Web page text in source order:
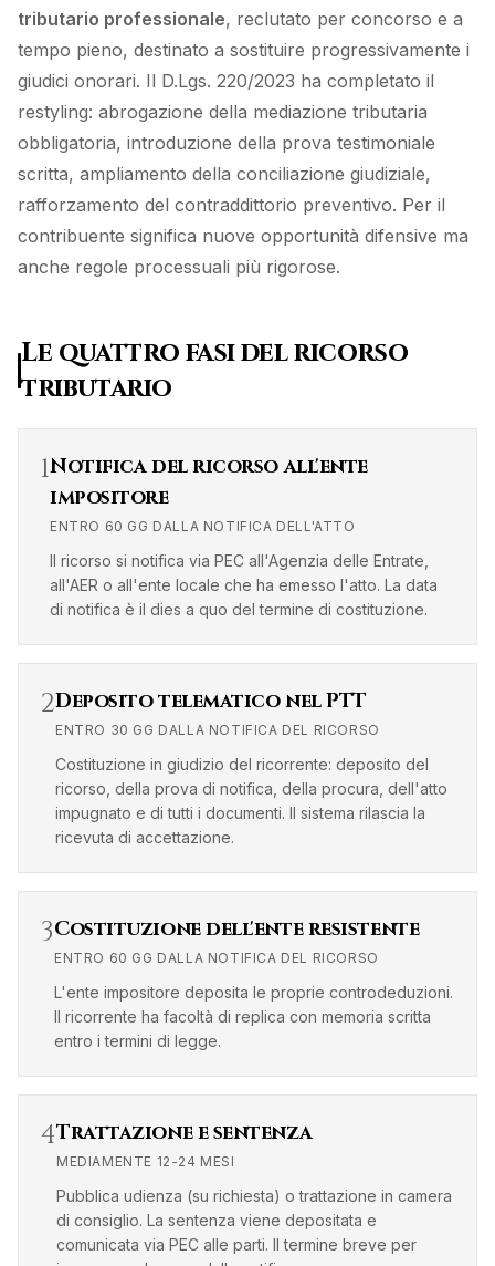
tributario professionale, reclutato per concorso e a
tempo pieno, destinato a sostituire progressivamente i
giudici onorari. Il D.Lgs. 220/2023 ha completato il
restyling: abrogazione della mediazione tributaria
obbligatoria, introduzione della prova testimoniale
scritta, ampliamento della conciliazione giudiziale,
rafforzamento del contraddittorio preventivo. Per il
contribuente significa nuove opportunità difensive ma
anche regole processuali più rigorose.
Le quattro fasi del ricorso
tributario
1Notifica del ricorso all'ente
impositore
ENTRO 60 GG DALLA NOTIFICA DELL'ATTO
Il ricorso si notifica via PEC all'Agenzia delle Entrate,
all'AER o all'ente locale che ha emesso l'atto. La data
di notifica è il dies a quo del termine di costituzione.
2Deposito telematico nel PTT
ENTRO 30 GG DALLA NOTIFICA DEL RICORSO
Costituzione in giudizio del ricorrente: deposito del
ricorso, della prova di notifica, della procura, dell'atto
impugnato e di tutti i documenti. Il sistema rilascia la
ricevuta di accettazione.
3Costituzione dell'ente resistente
ENTRO 60 GG DALLA NOTIFICA DEL RICORSO
L'ente impositore deposita le proprie controdeduzioni.
Il ricorrente ha facoltà di replica con memoria scritta
entro i termini di legge.
4Trattazione e sentenza
MEDIAMENTE 12-24 MESI
Pubblica udienza (su richiesta) o trattazione in camera
di consiglio. La sentenza viene depositata e
comunicata via PEC alle parti. Il termine breve per